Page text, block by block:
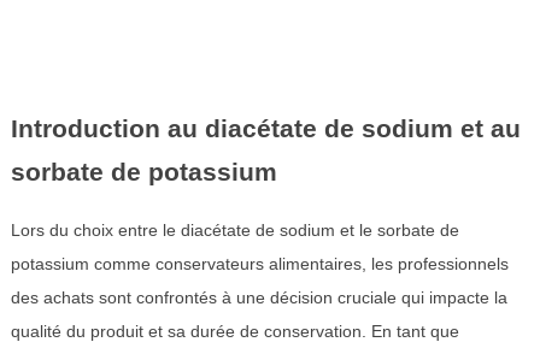
Introduction au diacétate de sodium et au
sorbate de potassium
Lors du choix entre le diacétate de sodium et le sorbate de
potassium comme conservateurs alimentaires, les professionnels
des achats sont confrontés à une décision cruciale qui impacte la
qualité du produit et sa durée de conservation. En tant que